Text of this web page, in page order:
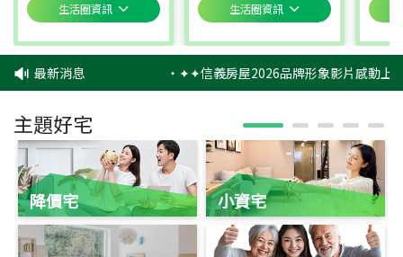
生活圈資訊 生活圈資訊
最新消息 ‧✦✦信義房屋2026品牌形象影片感動上
主題好宅
降價宅 小資宅